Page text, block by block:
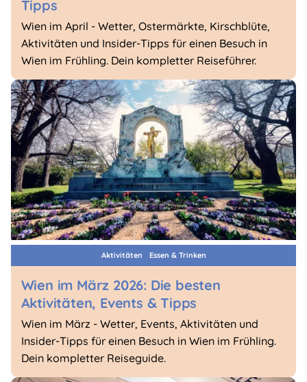
Tipps
Wien im April - Wetter, Ostermärkte, Kirschblüte,
Aktivitäten und Insider-Tipps für einen Besuch in
Wien im Frühling. Dein kompletter Reiseführer.
Aktivitäten Essen & Trinken
Wien im März 2026: Die besten
Aktivitäten, Events & Tipps
Wien im März - Wetter, Events, Aktivitäten und
Insider-Tipps für einen Besuch in Wien im Frühling.
Dein kompletter Reiseguide.